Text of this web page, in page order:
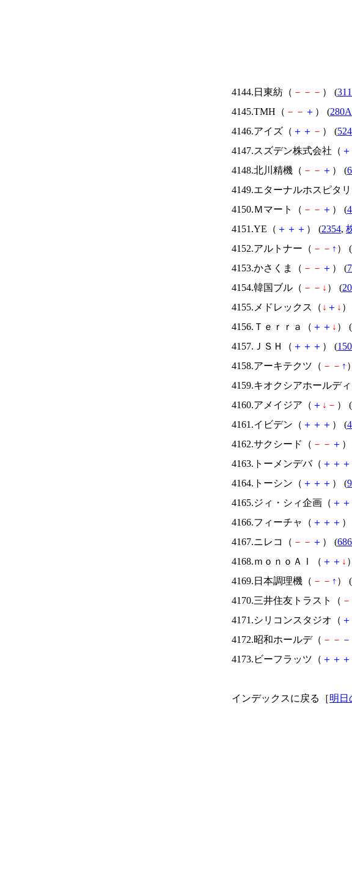
4144.日東紡（ － － － ） (
4145.TMH（ － － ＋ ） (280A
4146.アイズ（ ＋ ＋ － ） (
4147.スズデン株式会社（ ＋
4148.北川精機（ － － ＋ ） (
4149.エターナルホスピタ
4150.Ｍマート（ － － ＋ ） (
4151.YE（ ＋ ＋ ＋ ） (2354,
4152.アルトナー（ － － ↑ ） (
4153.かさくま（ － － ＋ ） (
4154.韓国ブル（ － － ↓ ） (
4155.メドレックス（ ↓ ＋ ↓
4156.Ｔｅｒｒａ（ ＋ ＋ ↓ ） (
4157.ＪＳＨ（ ＋ ＋ ＋ ） (
4158.アーキテクツ（ － － ↑
4159.キオクシアホールデ
4160.アメイジア（ ＋ ↓ － ） (
4161.イビデン（ ＋ ＋ ＋ ） (
4162.サクシード（ － － ＋
4163.トーメンデバ（ ＋ ＋ ＋
4164.トーシン（ ＋ ＋ ＋ ） (
4165.ジィ・シィ企画（ ＋ ＋
4166.フィーチャ（ ＋ ＋ ＋
4167.ニレコ（ － － ＋ ） (
4168.ｍｏｎｏＡＩ（ ＋ ＋ ↓
4169.日本調理機（ － － ↑ ） (
4170.三井住友トラスト（ －
4171.シリコンスタジオ（ ＋
4172.昭和ホールデ（ － － －
4173.ビーフラッツ（ ＋ ＋ ＋
インデックスに戻る［明日